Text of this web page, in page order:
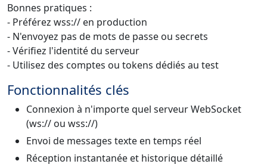
Bonnes pratiques :
- Préférez wss:// en production
- N'envoyez pas de mots de passe ou secrets
- Vérifiez l'identité du serveur
- Utilisez des comptes ou tokens dédiés au test
Fonctionnalités clés
Connexion à n'importe quel serveur WebSocket
(ws:// ou wss://)
Envoi de messages texte en temps réel
Réception instantanée et historique détaillé